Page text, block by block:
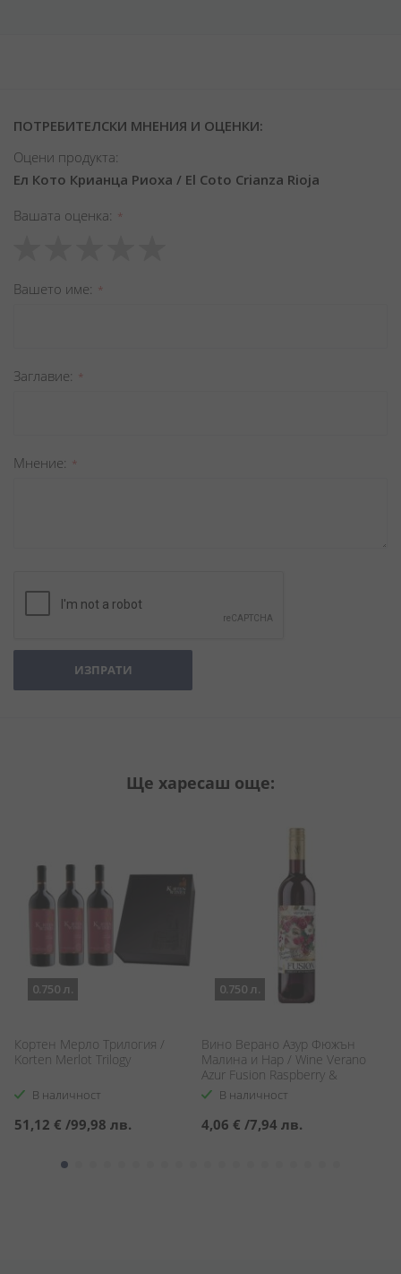
ПОТРЕБИТЕЛСКИ МНЕНИЯ И ОЦЕНКИ:
Оцени продукта:
Ел Кото Крианца Риоха / El Coto Crianza Rioja
Вашата оценка
star
stars
stars
stars
stars
Вашето име
Заглавиe
Мнение
ИЗПРАТИ
Ще харесаш още:
0.750 л.
Кортен Мерло Трилогия /
Korten Merlot Trilogy
В наличност
51,12 € /99,98 лв.
0.750 л.
Вино Верано Азур Фюжън
Малина и Нар / Wine Verano
Azur Fusion Raspberry &
Pomegranate
В наличност
4,06 € /7,94 лв.